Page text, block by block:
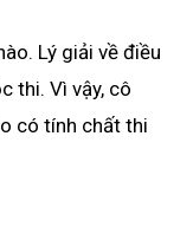
Lý giải về điều
thi. Vì vậy, cô
có tính chất thi